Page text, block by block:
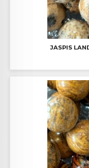
JASPIS